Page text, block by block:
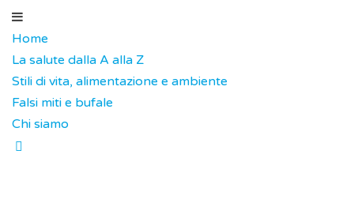
Home
La salute dalla A alla Z
Stili di vita, alimentazione e ambiente
Falsi miti e bufale
Chi siamo